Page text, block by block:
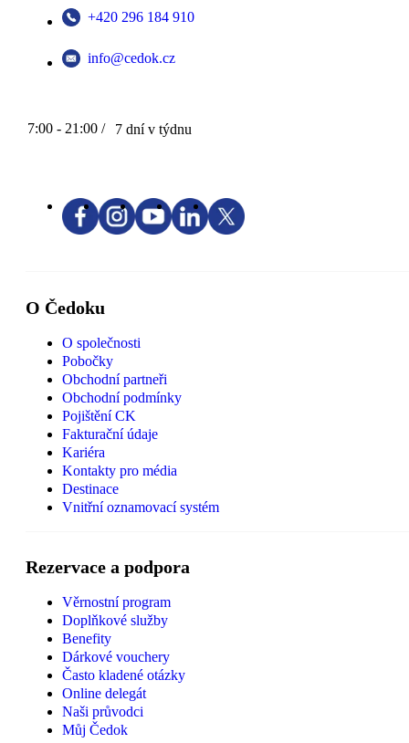
+420 296 184 910
info@cedok.cz
7:00 - 21:00 / 7 dní v týdnu
O Čedoku
O společnosti
Pobočky
Obchodní partneři
Obchodní podmínky
Pojištění CK
Fakturační údaje
Kariéra
Kontakty pro média
Destinace
Vnitřní oznamovací systém
Rezervace a podpora
Věrnostní program
Doplňkové služby
Benefity
Dárkové vouchery
Často kladené otázky
Online delegát
Naši průvodci
Můj Čedok